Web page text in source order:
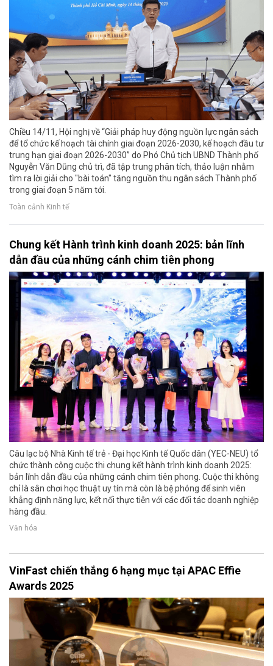
Chiều 14/11, Hội nghị về “Giải pháp huy động nguồn lực ngân sách
để tổ chức kế hoạch tài chính giai đoạn 2026-2030, kế hoạch đầu tư
trung hạn giai đoạn 2026-2030” do Phó Chủ tịch UBND Thành phố
Nguyễn Văn Dũng chủ trì, đã tập trung phân tích, thảo luận nhằm
tìm ra lời giải cho "bài toán" tăng nguồn thu ngân sách Thành phố
trong giai đoạn 5 năm tới.
Toàn cảnh Kinh tế
Chung kết Hành trình kinh doanh 2025: bản lĩnh
dẫn đầu của những cánh chim tiên phong
Câu lạc bộ Nhà Kinh tế trẻ - Đại học Kinh tế Quốc dân (YEC-NEU) tổ
chức thành công cuộc thi chung kết hành trình kinh doanh 2025:
bản lĩnh dẫn đầu của những cánh chim tiên phong. Cuộc thi không
chỉ là sân chơi học thuật uy tín mà còn là bệ phóng để sinh viên
khẳng định năng lực, kết nối thực tiễn với các đối tác doanh nghiệp
hàng đầu.
Văn hóa
VinFast chiến thắng 6 hạng mục tại APAC Effie
Awards 2025